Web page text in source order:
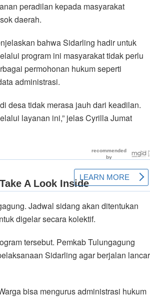
peradilan kepada masyarakat
daerah.
bahwa Sidarling hadir untuk
program ini masyarakat tidak perlu
permohonan hukum seperti
administrasi.
desa tidak merasa jauh dari keadilan.
layanan ini,” jelas Cyrilla Jumat
Jadwal sidang akan ditentukan
digelar secara kolektif.
tersebut. Pemkab Tulungagung
Sidarling agar berjalan lancar
bisa mengurus administrasi hukum